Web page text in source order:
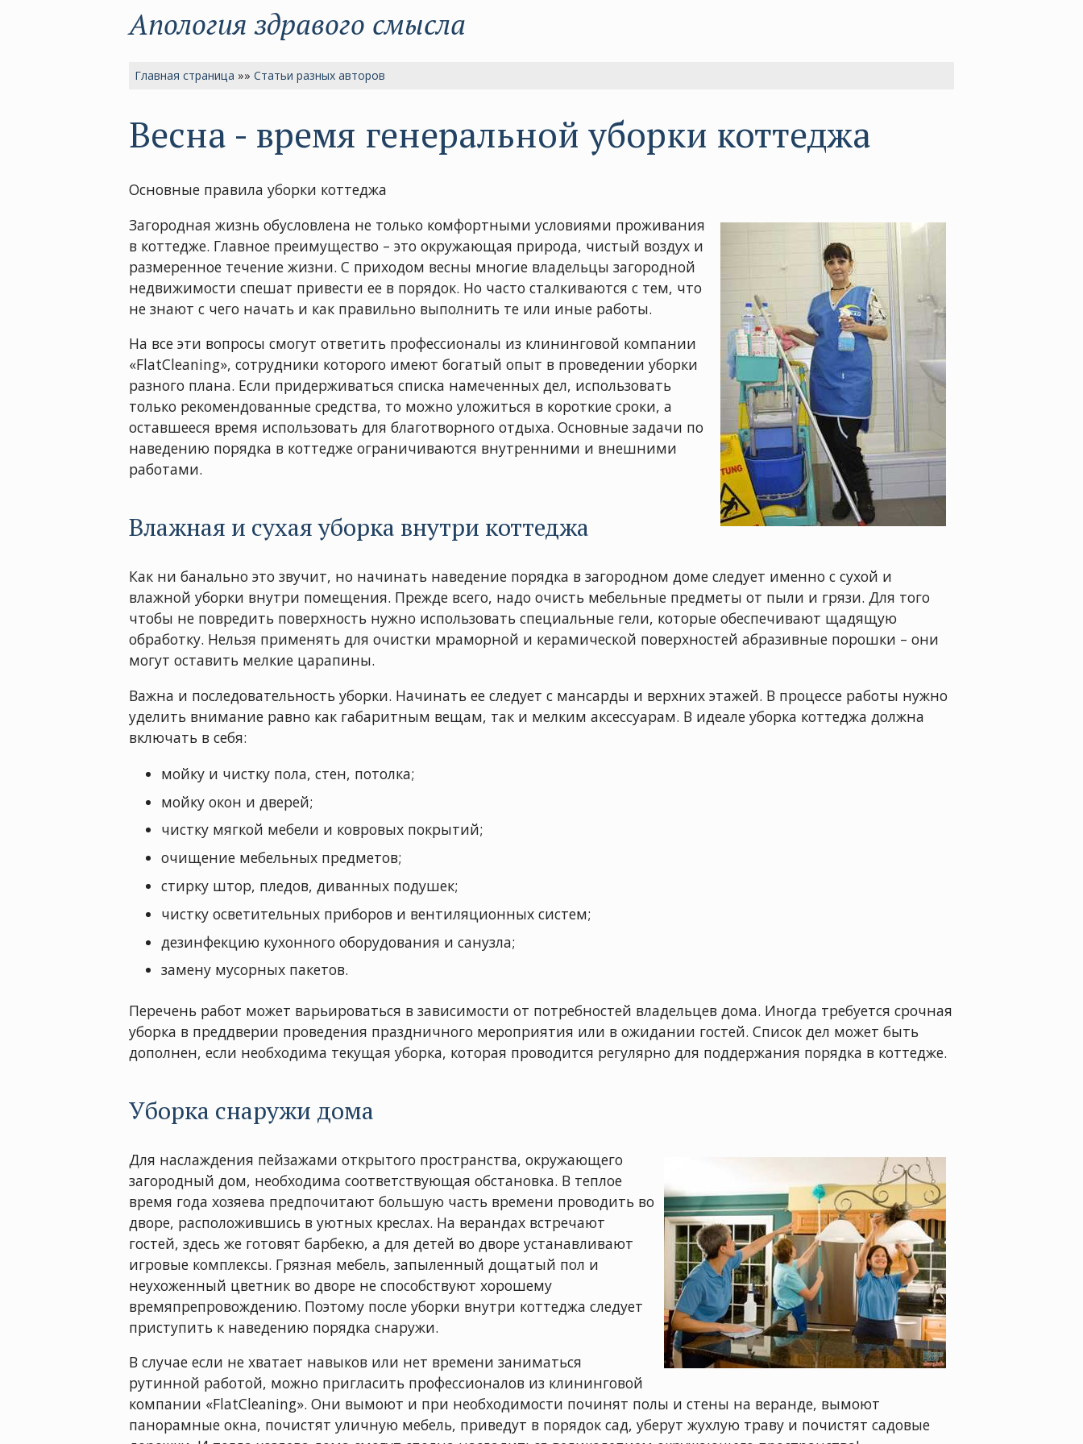
Апология здравого смысла
Главная страница »» Статьи разных авторов
Весна - время генеральной уборки коттеджа
Основные правила уборки коттеджа
Загородная жизнь обусловлена не только комфортными условиями проживания
в коттедже. Главное преимущество – это окружающая природа, чистый воздух и
размеренное течение жизни. С приходом весны многие владельцы загородной
недвижимости спешат привести ее в порядок. Но часто сталкиваются с тем, что
не знают с чего начать и как правильно выполнить те или иные работы.
На все эти вопросы смогут ответить профессионалы из клининговой компании
«FlatCleaning», сотрудники которого имеют богатый опыт в проведении уборки
разного плана. Если придерживаться списка намеченных дел, использовать
только рекомендованные средства, то можно уложиться в короткие сроки, а
оставшееся время использовать для благотворного отдыха. Основные задачи по
наведению порядка в коттедже ограничиваются внутренними и внешними
работами.
Влажная и сухая уборка внутри коттеджа
Как ни банально это звучит, но начинать наведение порядка в загородном доме следует именно с сухой и
влажной уборки внутри помещения. Прежде всего, надо очисть мебельные предметы от пыли и грязи. Для того
чтобы не повредить поверхность нужно использовать специальные гели, которые обеспечивают щадящую
обработку. Нельзя применять для очистки мраморной и керамической поверхностей абразивные порошки – они
могут оставить мелкие царапины.
Важна и последовательность уборки. Начинать ее следует с мансарды и верхних этажей. В процессе работы нужно
уделить внимание равно как габаритным вещам, так и мелким аксессуарам. В идеале уборка коттеджа должна
включать в себя:
мойку и чистку пола, стен, потолка;
мойку окон и дверей;
чистку мягкой мебели и ковровых покрытий;
очищение мебельных предметов;
стирку штор, пледов, диванных подушек;
чистку осветительных приборов и вентиляционных систем;
дезинфекцию кухонного оборудования и санузла;
замену мусорных пакетов.
Перечень работ может варьироваться в зависимости от потребностей владельцев дома. Иногда требуется срочная
уборка в преддверии проведения праздничного мероприятия или в ожидании гостей. Список дел может быть
дополнен, если необходима текущая уборка, которая проводится регулярно для поддержания порядка в коттедже.
Уборка снаружи дома
Для наслаждения пейзажами открытого пространства, окружающего
загородный дом, необходима соответствующая обстановка. В теплое
время года хозяева предпочитают большую часть времени проводить во
дворе, расположившись в уютных креслах. На верандах встречают
гостей, здесь же готовят барбекю, а для детей во дворе устанавливают
игровые комплексы. Грязная мебель, запыленный дощатый пол и
неухоженный цветник во дворе не способствуют хорошему
времяпрепровождению. Поэтому после уборки внутри коттеджа следует
приступить к наведению порядка снаружи.
В случае если не хватает навыков или нет времени заниматься
рутинной работой, можно пригласить профессионалов из клининговой
компании «FlatCleaning». Они вымоют и при необходимости починят полы и стены на веранде, вымоют
панорамные окна, почистят уличную мебель, приведут в порядок сад, уберут жухлую траву и почистят садовые